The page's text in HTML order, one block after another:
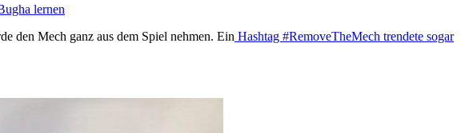
lernen
den Mech ganz aus dem Spiel nehmen. Ein Hashtag #RemoveTheMech trendete sogar